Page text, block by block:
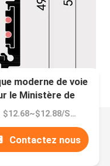
moderne de voie
le Ministère de
Prix：$12.68~$12.88/SET
Contactez nous